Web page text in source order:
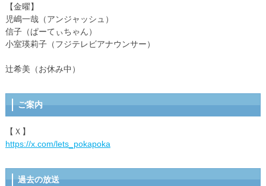
【金曜】
児嶋一哉（アンジャッシュ）
信子（ぱーてぃちゃん）
小室瑛莉子（フジテレビアナウンサー）
辻希美（お休み中）
ご案内
【Ｘ】
https://x.com/lets_pokapoka
過去の放送